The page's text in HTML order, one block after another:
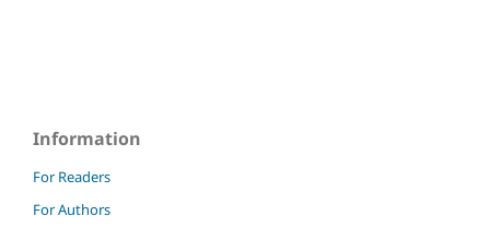
Information
For Readers
For Authors